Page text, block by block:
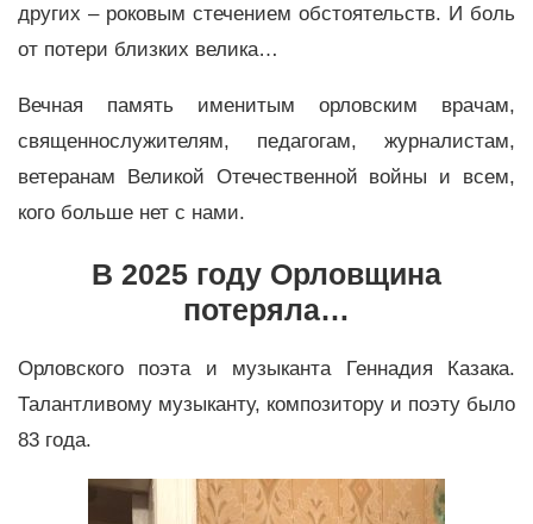
других – роковым стечением обстоятельств. И боль
от потери близких велика…
Вечная память именитым орловским врачам,
священнослужителям, педагогам, журналистам,
ветеранам Великой Отечественной войны и всем,
кого больше нет с нами.
В 2025 году Орловщина
потеряла…
Орловского поэта и музыканта Геннадия Казака.
Талантливому музыканту, композитору и поэту было
83 года.